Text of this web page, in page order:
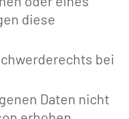
diese
bei
Daten nicht